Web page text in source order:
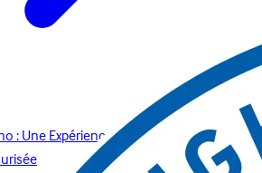
: Une Expérience de Casino en Direct